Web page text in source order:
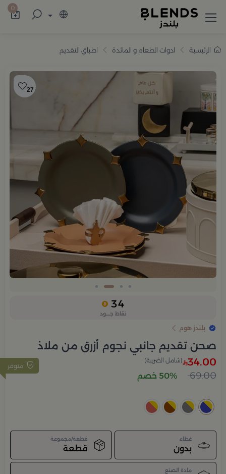
تسوّق من بلندز تشكيلة تضم ترامس القهوة 0
الرئيسية ادوات الطعام و المائدة اطباق التقديم
27
34
نقاط جــــود
بلندز هوم
صحن تقديم جانبي نجوم أزرق من ملاذ
متوفر 34.00 (شامل الضريبة)
69.00 50% خصم
غطاء
بدون
قطعة/مجموعة
قطعة
مادة الصنع